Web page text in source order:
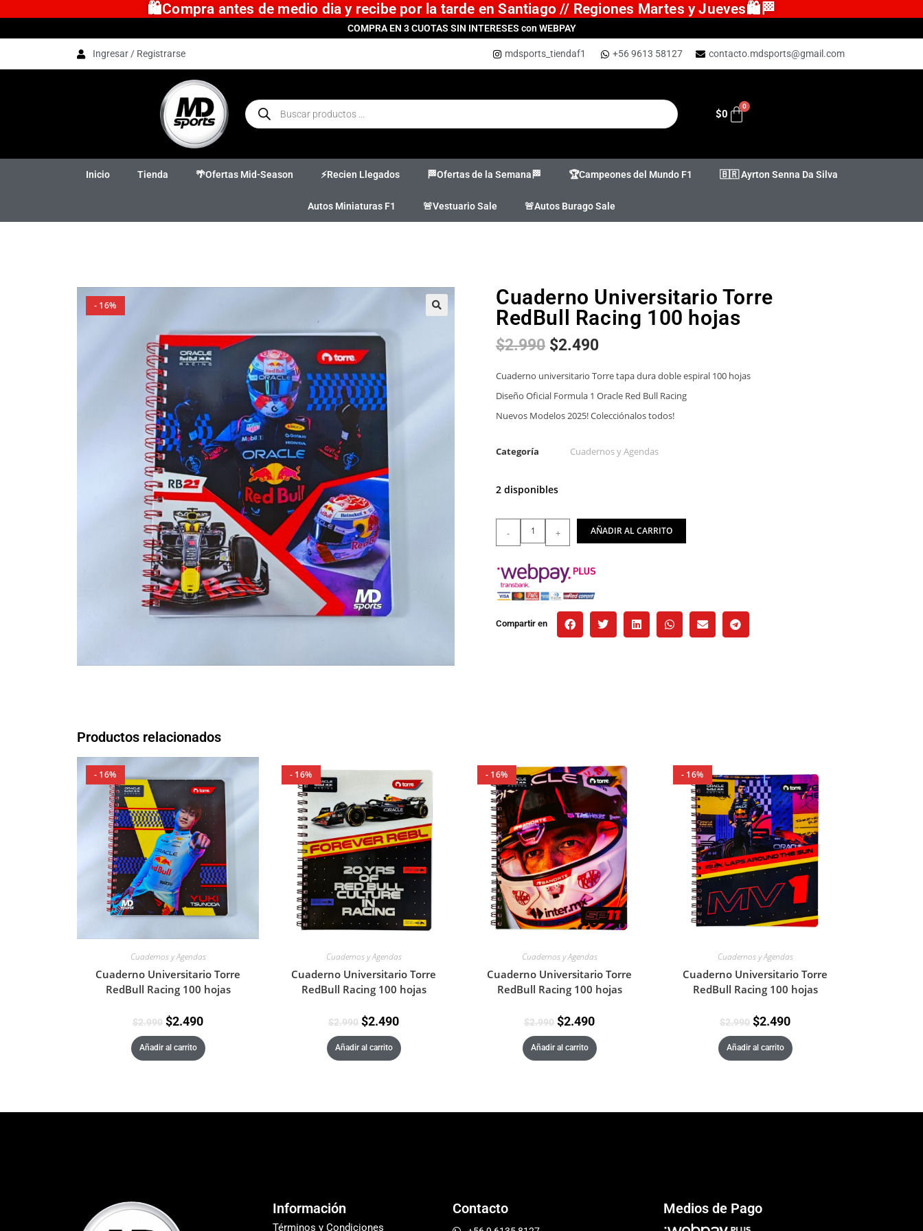
🛍️Compra antes de medio dia y recibe por la tarde en Santiago // Regiones Martes y Jueves🛍️🏁
COMPRA EN 3 CUOTAS SIN INTERESES con WEBPAY
Ingresar / Registrarse mdsports_tiendaf1 +56 9613 58127 contacto.mdsports@gmail.com
$0
Inicio Tienda 🌴Ofertas Mid-Season ⚡Recien Llegados 🏁Ofertas de la Semana🏁 🏆Campeones del Mundo F1 🇧🇷 Ayrton Senna Da Silva
Autos Miniaturas F1 🚨Vestuario Sale 🚨Autos Burago Sale
- 16%
Cuaderno Universitario Torre
RedBull Racing 100 hojas
$2.990 $2.490
Cuaderno universitario Torre tapa dura doble espiral 100 hojas
Diseño Oficial Formula 1 Oracle Red Bull Racing
Nuevos Modelos 2025! Colecciónalos todos!
Categoría Cuadernos y Agendas
2 disponibles
- + AÑADIR AL CARRITO
Compartir en
Productos relacionados
- 16%
Cuadernos y Agendas
Cuaderno Universitario Torre
RedBull Racing 100 hojas
$2.990 $2.490
Añadir al carrito
- 16%
Cuadernos y Agendas
Cuaderno Universitario Torre
RedBull Racing 100 hojas
$2.990 $2.490
Añadir al carrito
- 16%
Cuadernos y Agendas
Cuaderno Universitario Torre
RedBull Racing 100 hojas
$2.990 $2.490
Añadir al carrito
- 16%
Cuadernos y Agendas
Cuaderno Universitario Torre
RedBull Racing 100 hojas
$2.990 $2.490
Añadir al carrito
Información
Términos y Condiciones
Contacto Medios de Pago